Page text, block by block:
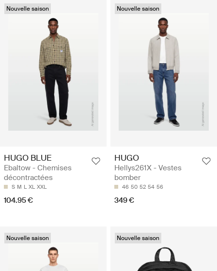
Nouvelle saison
HUGO BLUE
Ebaltow - Chemises
décontractées
S M L XL XXL
104.95 €
Nouvelle saison
HUGO
Hellys261X - Vestes
bomber
46 50 52 54 56
349 €
Nouvelle saison Nouvelle saison